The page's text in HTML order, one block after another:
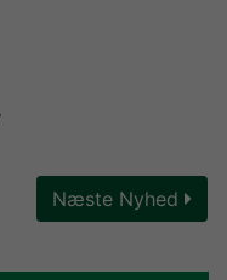
Næste Nyhed